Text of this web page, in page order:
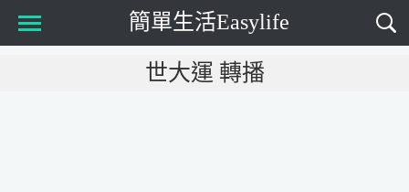
簡單生活Easylife
世大運 轉播